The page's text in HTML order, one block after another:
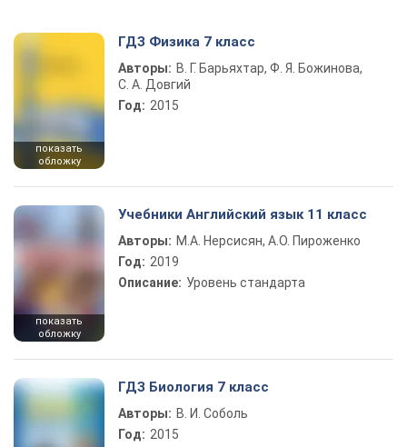
показать
обложку
ГДЗ Физика 7 класс
Авторы: В. Г. Барьяхтар, Ф. Я. Божинова,
С. А. Довгий
Год: 2015
показать
обложку
Учебники Английский язык 11 класс
Авторы: М.А. Нерсисян, А.О. Пироженко
Год: 2019
Описание: Уровень стандарта
ГДЗ Биология 7 класс
Авторы: В. И. Соболь
Год: 2015